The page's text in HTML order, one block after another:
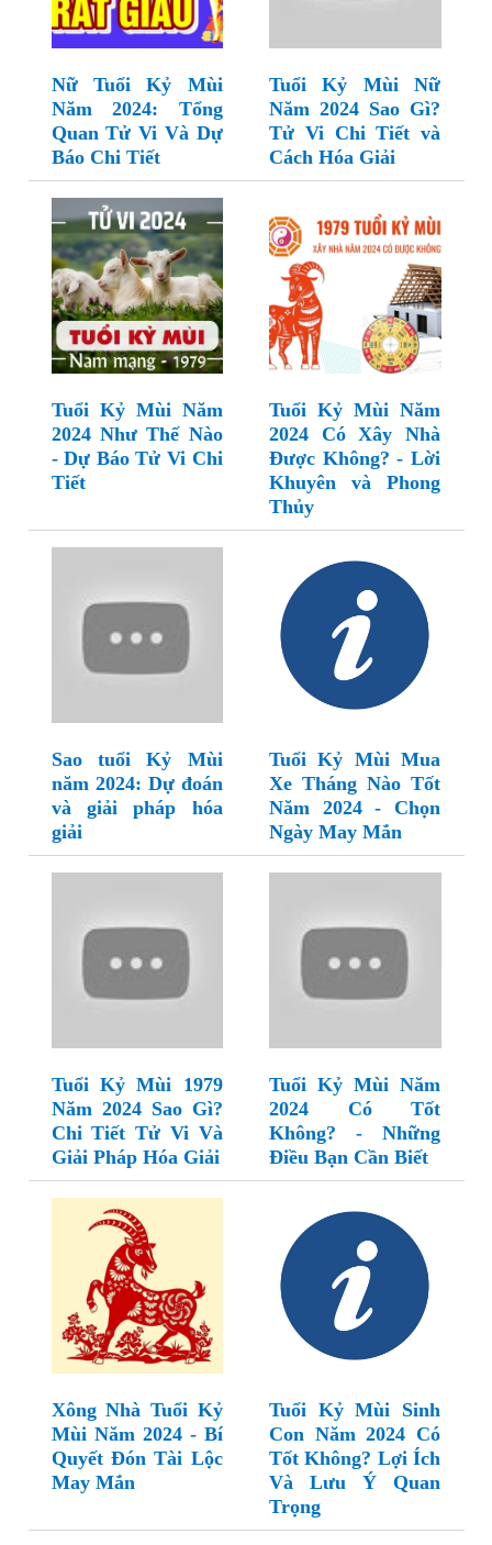
Nữ Tuổi Kỷ Mùi
Năm 2024: Tổng
Quan Tử Vi Và Dự
Báo Chi Tiết
Tuổi Kỷ Mùi Nữ
Năm 2024 Sao Gì?
Tử Vi Chi Tiết và
Cách Hóa Giải
Tuổi Kỷ Mùi Năm
2024 Như Thế Nào
- Dự Báo Tử Vi Chi
Tiết
Tuổi Kỷ Mùi Năm
2024 Có Xây Nhà
Được Không? - Lời
Khuyên và Phong
Thủy
Sao tuổi Kỷ Mùi
năm 2024: Dự đoán
và giải pháp hóa
giải
Tuổi Kỷ Mùi Mua
Xe Tháng Nào Tốt
Năm 2024 - Chọn
Ngày May Mắn
Tuổi Kỷ Mùi 1979
Năm 2024 Sao Gì?
Chi Tiết Tử Vi Và
Giải Pháp Hóa Giải
Tuổi Kỷ Mùi Năm
2024 Có Tốt
Không? - Những
Điều Bạn Cần Biết
Xông Nhà Tuổi Kỷ
Mùi Năm 2024 - Bí
Quyết Đón Tài Lộc
May Mắn
Tuổi Kỷ Mùi Sinh
Con Năm 2024 Có
Tốt Không? Lợi Ích
Và Lưu Ý Quan
Trọng